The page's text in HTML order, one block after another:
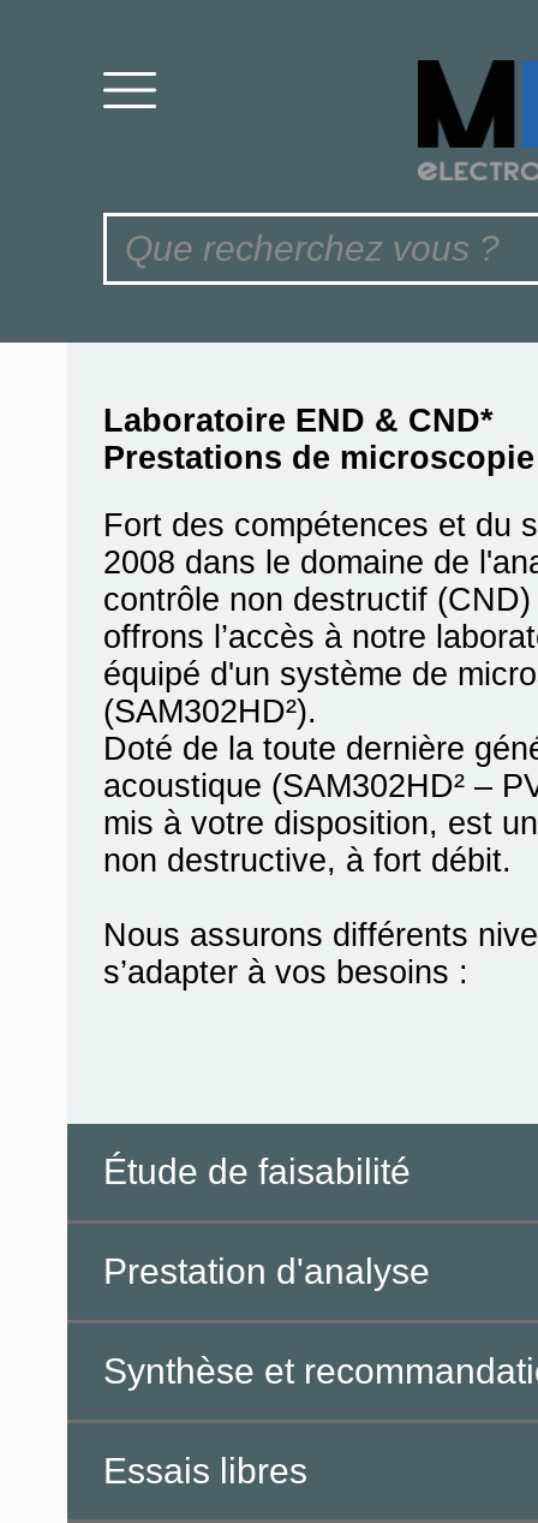
Laboratoire END & CND*
Prestations de
Fort des compétences et du
2008 dans le domaine de
contrôle non destructif
offrons l’accès à notre
équipé d'un système de
(SAM302HD²).
Doté de la toute dernière
acoustique (SAM302HD² –
mis à votre disposition, est
non destructive, à fort débit.
Nous assurons différents
s’adapter à vos besoins :
Étude de faisabilité
Prestation d'analyse
Synthèse et
Essais libres